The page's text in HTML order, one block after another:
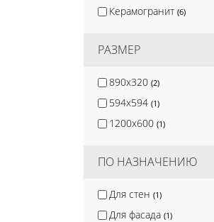
Керамогранит (6)
РАЗМЕР
890x320 (2)
594x594 (1)
1200x600 (1)
ПО НАЗНАЧЕНИЮ
Для стен (1)
Для фасада (1)